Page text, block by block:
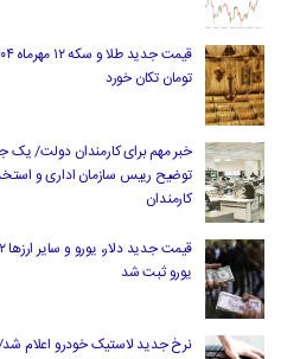
تومان تکان خورد
خبر مهم برای کارمندان دولت/ یک
توضیح رییس سازمان اداری و
کارمندان
یورو ثبت شد
نرخ جدید لاستیک خودرو اعلام